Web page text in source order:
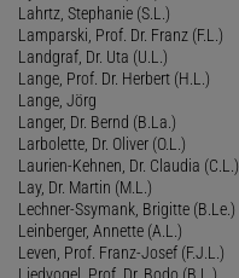
Lahrtz, Stephanie (S.L.)
Lamparski, Prof. Dr. Franz (F.L.)
Landgraf, Dr. Uta (U.L.)
Lange, Prof. Dr. Herbert (H.L.)
Lange, Jörg
Langer, Dr. Bernd (B.La.)
Larbolette, Dr. Oliver (O.L.)
Laurien-Kehnen, Dr. Claudia (C.L.)
Lay, Dr. Martin (M.L.)
Lechner-Ssymank, Brigitte (B.Le.)
Leinberger, Annette (A.L.)
Leven, Prof. Franz-Josef (F.J.L.)
Liedvogel, Prof. Dr. Bodo (B.L.)